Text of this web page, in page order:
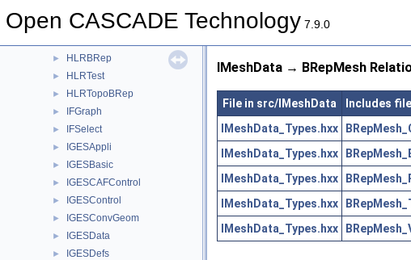
Open CASCADE Technology 7.9.0
► HLRAlgo
► HLRBRep
► HLRTest
► HLRTopoBRep
► IFGraph
► IFSelect
► IGESAppli
► IGESBasic
► IGESCAFControl
► IGESControl
► IGESConvGeom
► IGESData
► IGESDefs
IMeshData → BRepMesh
File in src/IMeshData
Includes
IMeshData_Types.hxx
IMeshData_Types.hxx
IMeshData_Types.hxx
IMeshData_Types.hxx
IMeshData_Types.hxx